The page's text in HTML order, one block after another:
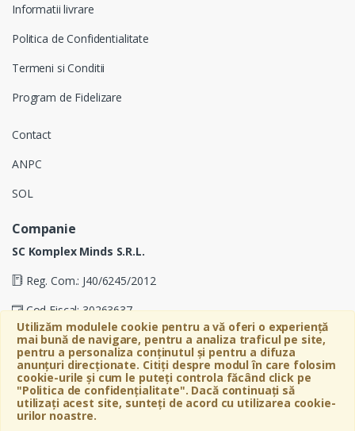
Utilizăm modulele cookie pentru a vă oferi o experiență
mai bună de navigare, pentru a analiza traficul pe site,
pentru a personaliza conținutul și pentru a difuza
anunțuri direcționate. Citiți despre modul în care folosim
cookie-urile și cum le puteți controla făcând click pe
"Politica de confidențialitate". Dacă continuați să
utilizați acest site, sunteți de acord cu utilizarea cookie-
urilor noastre.
Informatii livrare
Politica de Confidentialitate
Termeni si Conditii
Program de Fidelizare
Contact
ANPC
SOL
Companie
SC Komplex Minds S.R.L.
Reg. Com.: J40/6245/2012
Cod Fiscal: 30263637
Soseaua Virtutii 19D, Etaj 4, Biroul A, Sector 6, Bucuresti